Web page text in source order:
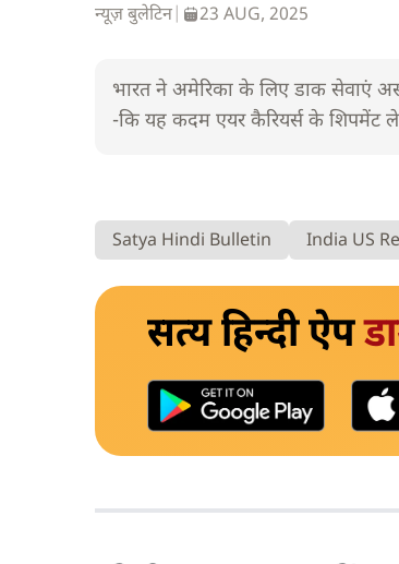
न्यूज़ बुलेटिन| 23 AUG, 2025
भारत ने अमेरिका के लिए डाक सेवाएं
-कि यह कदम एयर कैरियर्स के शिपमेंट
Satya Hindi Bulletin India US
सत्य हिन्दी ऐप